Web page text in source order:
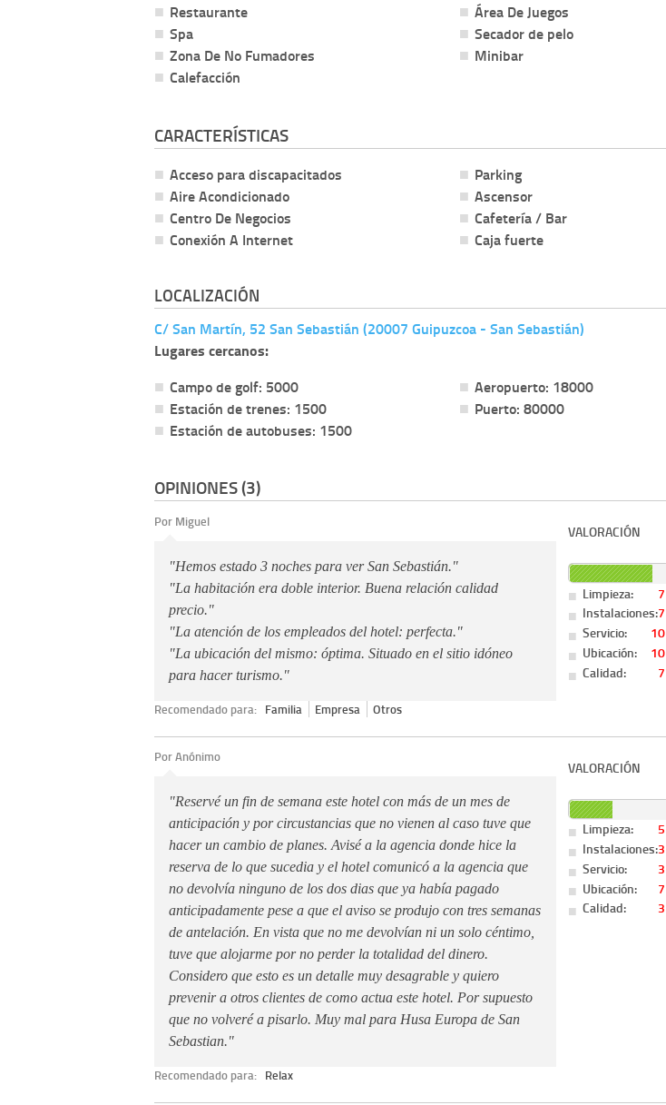
Restaurante
Spa
Zona De No Fumadores
Calefacción
Área De Juegos
Secador de pelo
Minibar
CARACTERÍSTICAS
Acceso para discapacitados
Aire Acondicionado
Centro De Negocios
Conexión A Internet
Parking
Ascensor
Cafetería / Bar
Caja fuerte
LOCALIZACIÓN
C/ San Martín, 52 San Sebastián (20007 Guipuzcoa - San Sebastián)
Lugares cercanos:
Campo de golf: 5000
Estación de trenes: 1500
Estación de autobuses: 1500
Aeropuerto: 18000
Puerto: 80000
OPINIONES (3)
Por Miguel
"Hemos estado 3 noches para ver San Sebastián."
"La habitación era doble interior. Buena relación calidad
precio."
"La atención de los empleados del hotel: perfecta."
"La ubicación del mismo: óptima. Situado en el sitio idóneo
para hacer turismo."
Recomendado para: Familia Empresa Otros
VALORACIÓN
Limpieza:
7
Instalaciones:7
Servicio:
10
Ubicación:
10
Calidad:
7
Por Anónimo
"Reservé un fin de semana este hotel con más de un mes de
anticipación y por circustancias que no vienen al caso tuve que
hacer un cambio de planes. Avisé a la agencia donde hice la
reserva de lo que sucedia y el hotel comunicó a la agencia que
no devolvía ninguno de los dos dias que ya había pagado
anticipadamente pese a que el aviso se produjo con tres semanas
de antelación. En vista que no me devolvían ni un solo céntimo,
tuve que alojarme por no perder la totalidad del dinero.
Considero que esto es un detalle muy desagrable y quiero
prevenir a otros clientes de como actua este hotel. Por supuesto
que no volveré a pisarlo. Muy mal para Husa Europa de San
Sebastian."
Recomendado para: Relax
VALORACIÓN
Limpieza:
5
Instalaciones:3
Servicio:
3
Ubicación:
7
Calidad:
3